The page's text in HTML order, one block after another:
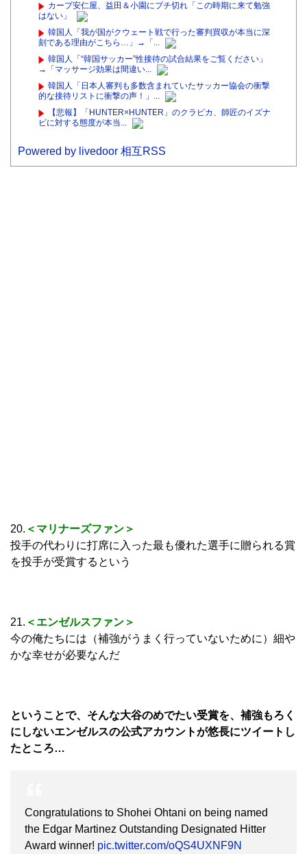
カープ安仁屋、益田＆小園にブチ切れ「この時期に来て勉強
はない」
韓国人「我が国がクウェート戦で行った審判買収が本当に深
刻である理由がこちら…」→「...
韓国人「“韓国サッカー”性接待の試合結果をご覧ください」
→「マッサージ効果は間違い...
韓国人「日本人審判も多数含まれていたサッカー協会の衝撃
的な接待リストに衝撃の声！」...
【悲報】「HUNTER×HUNTER」のクラピカ、師匠のイズナ
ビに対する態度が本当...
Powered by livedoor 相互RSS
20. ＜マリナーズファン＞
投手の代わりに打席に入った最も優れた選手に贈られる賞
を投手が受賞するという
21. ＜エンゼルスファン＞
今の俺たちには（補強がうまく行っていないために）細や
かな幸せが必要なんだ
ということで、そんな大谷のめでたい受賞を、補強もろく
にしないエンゼルスの公式アカウントが悠長にツイートし
たところ…
Congratulations to Shohei Ohtani on being named
the Edgar Martinez Outstanding Designated Hitter
Award winner! pic.twitter.com/oQS4UXNF9N